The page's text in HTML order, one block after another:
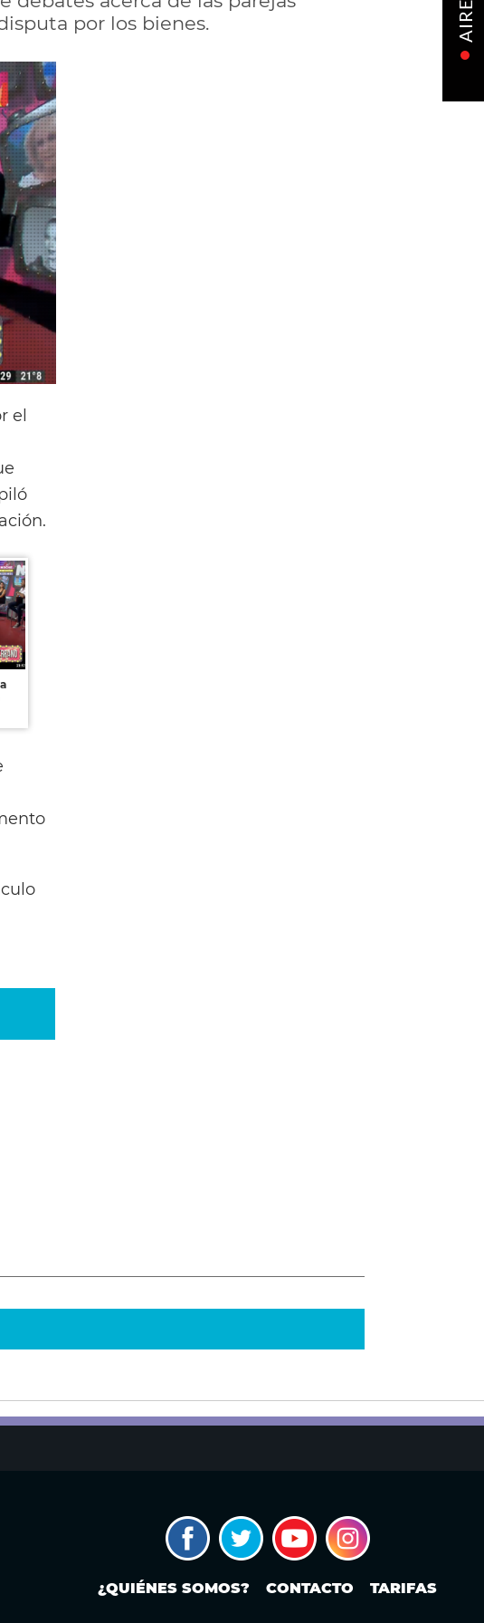
por los bienes.
el
¿QUIÉNES SOMOS? CONTACTO TARIFAS
AIRE